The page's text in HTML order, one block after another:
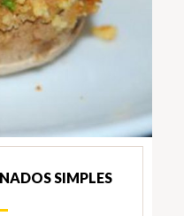
SIMPLES